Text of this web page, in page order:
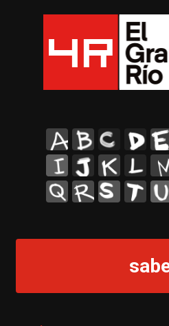
A B C D E
I
J K L M